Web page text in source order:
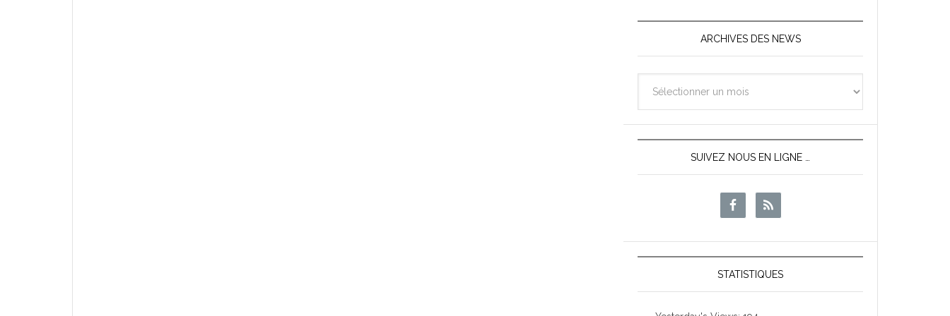
ARCHIVES DES NEWS
des
News
SUIVEZ NOUS EN LIGNE …
STATISTIQUES